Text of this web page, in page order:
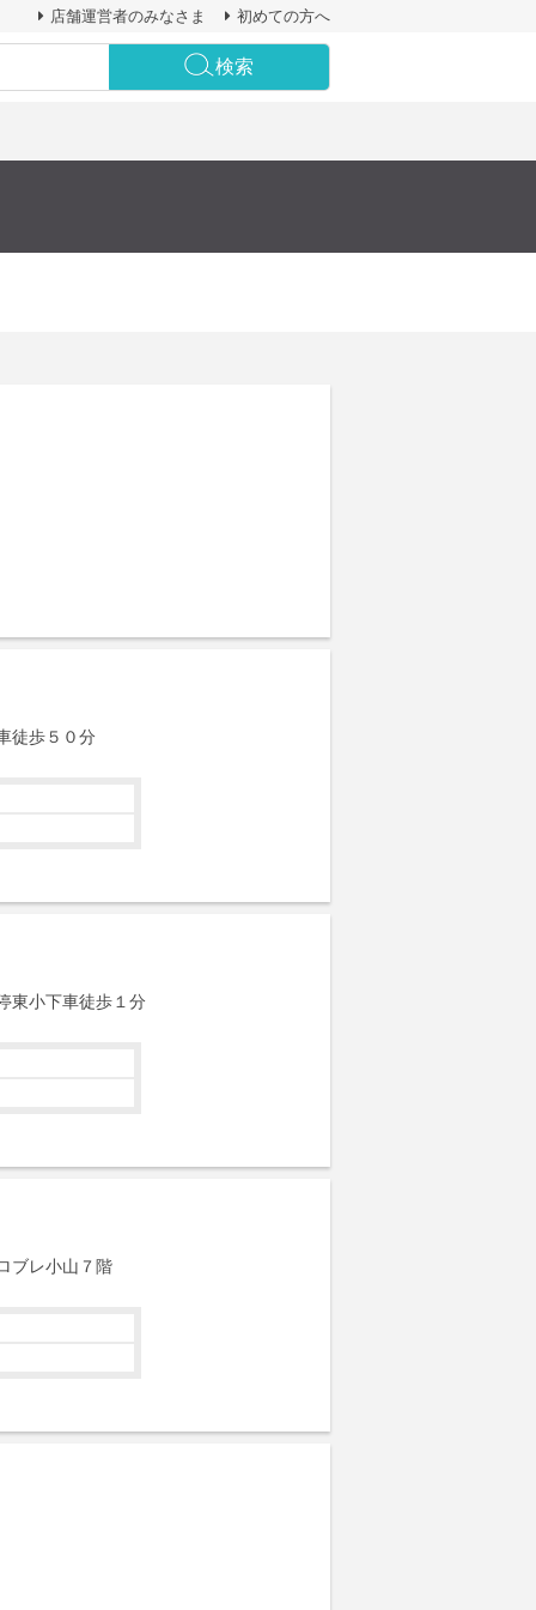
店舗運営者のみなさま 初めての方へ
検索
徒歩５０分
東小下車徒歩１分
ブレ小山７階